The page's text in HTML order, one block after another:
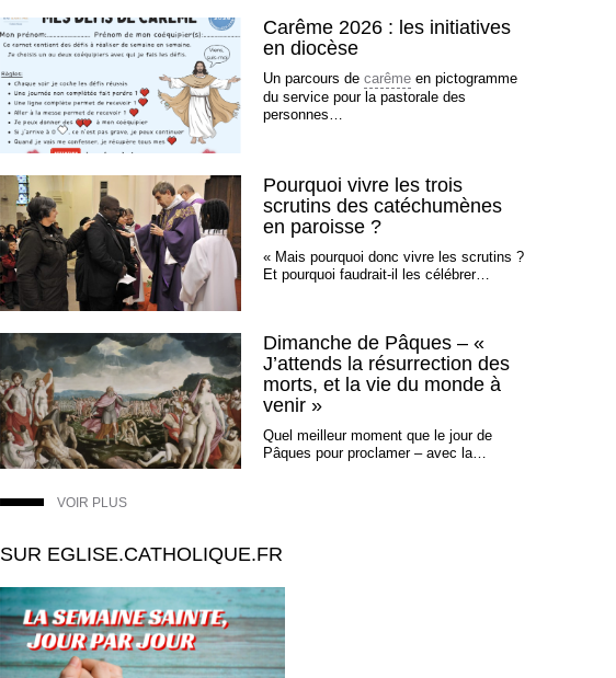
Carême 2026 : les initiatives
en diocèse
Un parcours de carême en pictogramme
du service pour la pastorale des
personnes…
Pourquoi vivre les trois
scrutins des catéchumènes
en paroisse ?
« Mais pourquoi donc vivre les scrutins ?
Et pourquoi faudrait-il les célébrer…
Dimanche de Pâques – «
J’attends la résurrection des
morts, et la vie du monde à
venir »
Quel meilleur moment que le jour de
Pâques pour proclamer – avec la…
VOIR PLUS
SUR EGLISE.CATHOLIQUE.FR